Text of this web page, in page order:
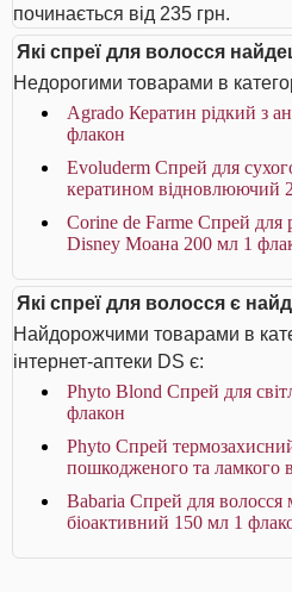
починається від 235 грн.
Які спреї для волосся
Недорогими товарами в
Agrado Кератин рідкий з
флакон
Evoluderm Спрей для
кератином відновлюючий
Corine de Farme Спрей для
Disney Моана 200 мл 1
Які спреї для волосся є
Найдорожчими товарами в
інтернет-аптеки DS є:
Phyto Blond Спрей для
флакон
Phyto Спрей
пошкодженого та ламкого
Babaria Спрей для волосся
біоактивний 150 мл 1